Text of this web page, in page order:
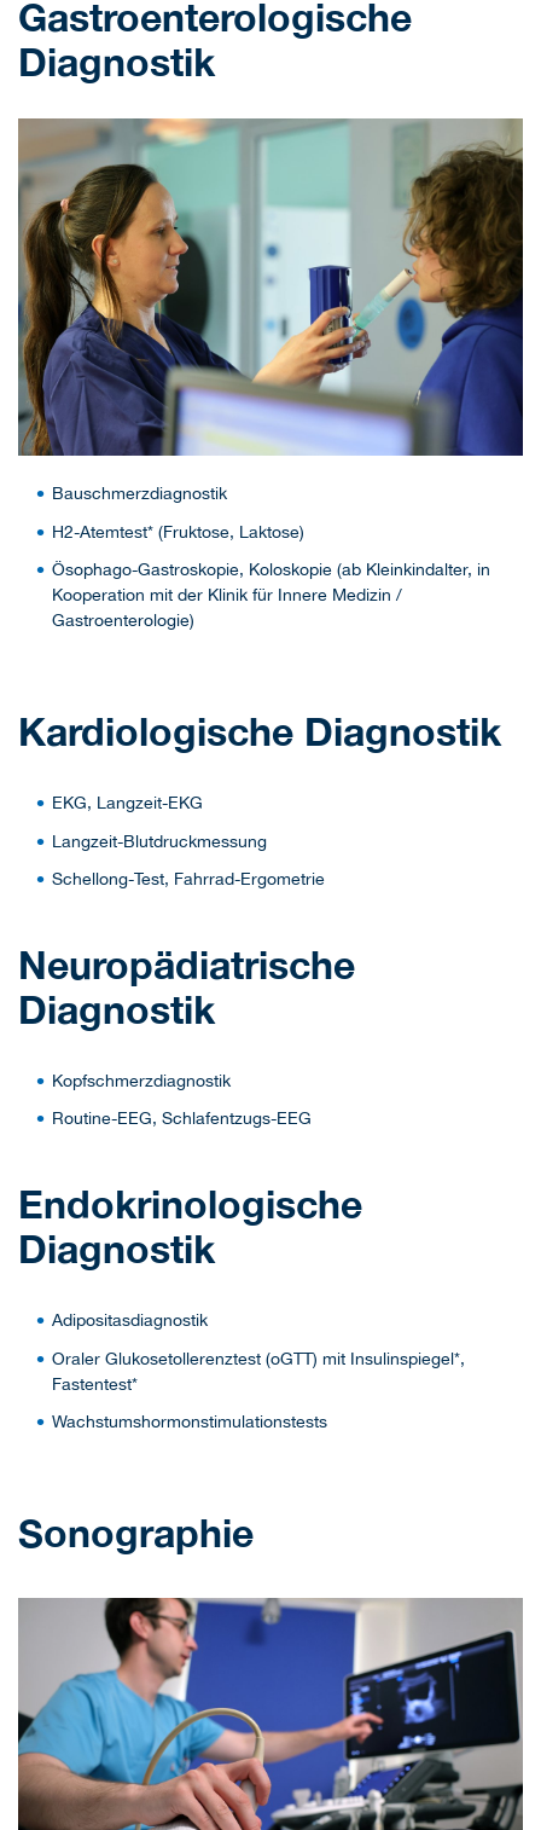
Gastroenterologische
Diagnostik
Bauschmerzdiagnostik
H2-Atemtest* (Fruktose, Laktose)
Ösophago-Gastroskopie, Koloskopie (ab Kleinkindalter, in
Kooperation mit der Klinik für Innere Medizin /
Gastroenterologie)
Kardiologische Diagnostik
EKG, Langzeit-EKG
Langzeit-Blutdruckmessung
Schellong-Test, Fahrrad-Ergometrie
Neuropädiatrische
Diagnostik
Kopfschmerzdiagnostik
Routine-EEG, Schlafentzugs-EEG
Endokrinologische
Diagnostik
Adipositasdiagnostik
Oraler Glukosetollerenztest (oGTT) mit Insulinspiegel*,
Fastentest*
Wachstumshormonstimulationstests
Sonographie